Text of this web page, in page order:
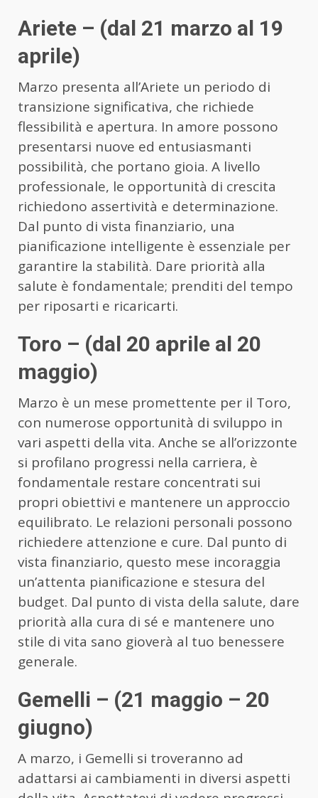
Ariete – (dal 21 marzo al 19
aprile)
Marzo presenta all’Ariete un periodo di
transizione significativa, che richiede
flessibilità e apertura. In amore possono
presentarsi nuove ed entusiasmanti
possibilità, che portano gioia. A livello
professionale, le opportunità di crescita
richiedono assertività e determinazione.
Dal punto di vista finanziario, una
pianificazione intelligente è essenziale per
garantire la stabilità. Dare priorità alla
salute è fondamentale; prenditi del tempo
per riposarti e ricaricarti.
Toro – (dal 20 aprile al 20
maggio)
Marzo è un mese promettente per il Toro,
con numerose opportunità di sviluppo in
vari aspetti della vita. Anche se all’orizzonte
si profilano progressi nella carriera, è
fondamentale restare concentrati sui
propri obiettivi e mantenere un approccio
equilibrato. Le relazioni personali possono
richiedere attenzione e cure. Dal punto di
vista finanziario, questo mese incoraggia
un’attenta pianificazione e stesura del
budget. Dal punto di vista della salute, dare
priorità alla cura di sé e mantenere uno
stile di vita sano gioverà al tuo benessere
generale.
Gemelli – (21 maggio – 20
giugno)
A marzo, i Gemelli si troveranno ad
adattarsi ai cambiamenti in diversi aspetti